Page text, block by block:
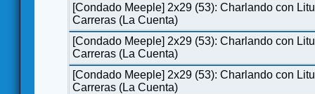
[Condado Meeple] 2x29 (53): Charlando con
Carreras (La Cuenta)
[Condado Meeple] 2x29 (53): Charlando con
Carreras (La Cuenta)
[Condado Meeple] 2x29 (53): Charlando con
Carreras (La Cuenta)